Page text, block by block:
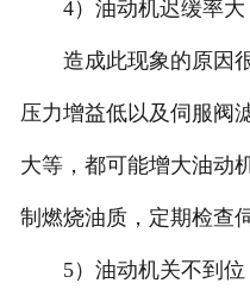
4）油动机迟缓率大
造成此现象的原因很
压力增益低以及伺服阀
大等，都可能增大油动
制燃烧油质，定期检查
5）油动机关不到位